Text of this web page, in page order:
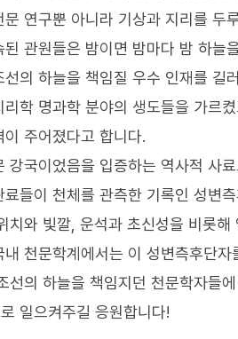
문 연구뿐 아니라 기상과 지리를 두
된 관원들은 밤이면 밤마다 밤 하늘
선의 하늘을 책임질 우수 인재를 길
리학 명과학 분야의 생도들을 가르
이 주어졌다고 합니다.
강국이었음을 입증하는 역사적 사
료들이 천체를 관측한 기록인 성변
치와 빛깔, 운석과 초신성을 비롯
내 천문학계에서는 이 성변측후단
선의 하늘을 책임지던 천문학자들
일으켜주길 응원합니다!